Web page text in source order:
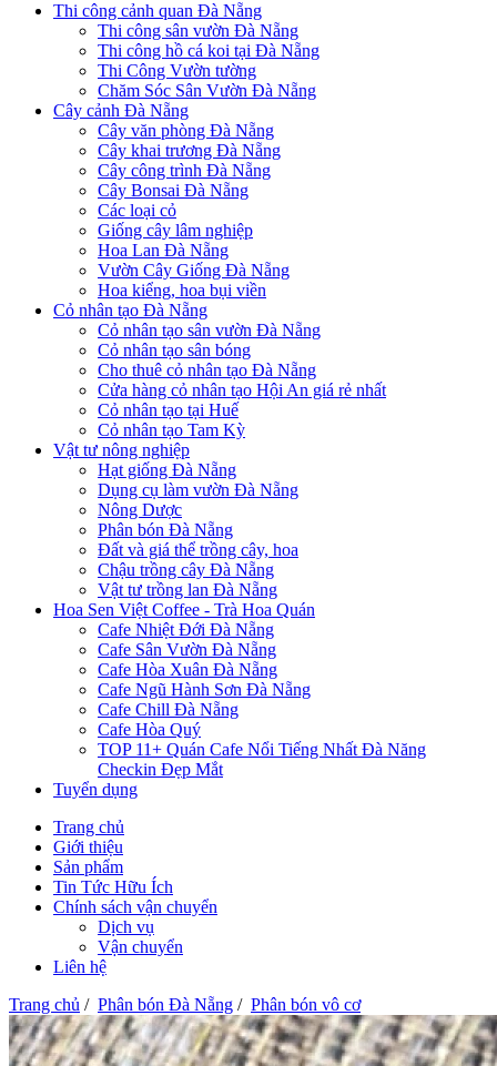
Thi công cảnh quan Đà Nẵng
Thi công sân vườn Đà Nẵng
Thi công hồ cá koi tại Đà Nẵng
Thi Công Vườn tường
Chăm Sóc Sân Vườn Đà Nẵng
Cây cảnh Đà Nẵng
Cây văn phòng Đà Nẵng
Cây khai trương Đà Nẵng
Cây công trình Đà Nẵng
Cây Bonsai Đà Nẵng
Các loại cỏ
Giống cây lâm nghiệp
Hoa Lan Đà Nẵng
Vườn Cây Giống Đà Nẵng
Hoa kiểng, hoa bụi viền
Cỏ nhân tạo Đà Nẵng
Cỏ nhân tạo sân vườn Đà Nẵng
Cỏ nhân tạo sân bóng
Cho thuê cỏ nhân tạo Đà Nẵng
Cửa hàng cỏ nhân tạo Hội An giá rẻ nhất
Cỏ nhân tạo tại Huế
Cỏ nhân tạo Tam Kỳ
Vật tư nông nghiệp
Hạt giống Đà Nẵng
Dụng cụ làm vườn Đà Nẵng
Nông Dược
Phân bón Đà Nẵng
Đất và giá thể trồng cây, hoa
Chậu trồng cây Đà Nẵng
Vật tư trồng lan Đà Nẵng
Hoa Sen Việt Coffee - Trà Hoa Quán
Cafe Nhiệt Đới Đà Nẵng
Cafe Sân Vườn Đà Nẵng
Cafe Hòa Xuân Đà Nẵng
Cafe Ngũ Hành Sơn Đà Nẵng
Cafe Chill Đà Nẵng
Cafe Hòa Quý
TOP 11+ Quán Cafe Nổi Tiếng Nhất Đà Năng
Checkin Đẹp Mắt
Tuyển dụng
Trang chủ
Giới thiệu
Sản phẩm
Tin Tức Hữu Ích
Chính sách vận chuyển
Dịch vụ
Vận chuyển
Liên hệ
Trang chủ / Phân bón Đà Nẵng / Phân bón vô cơ